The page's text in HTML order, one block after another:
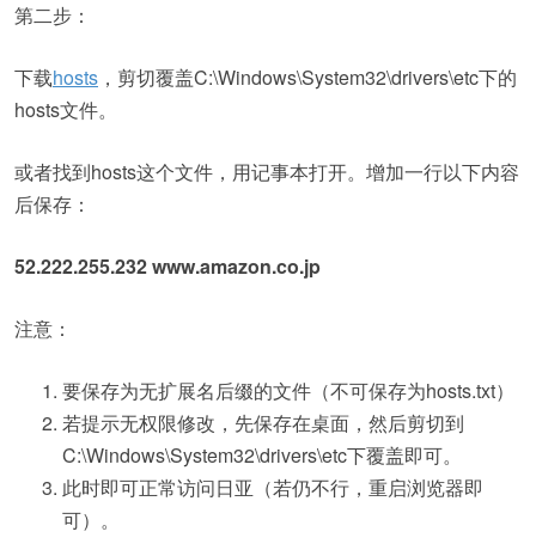
第二步：
下载hosts ，剪切覆盖C:\Windows\System32\drivers\etc下的
hosts文件。
或者找到hosts这个文件，用记事本打开。增加一行以下内容
后保存：
52.222.255.232 www.amazon.co.jp
注意：
要保存为无扩展名后缀的文件（不可保存为hosts.txt）
若提示无权限修改，先保存在桌面，然后剪切到
C:\Windows\System32\drivers\etc下覆盖即可。
此时即可正常访问日亚（若仍不行，重启浏览器即
可）。